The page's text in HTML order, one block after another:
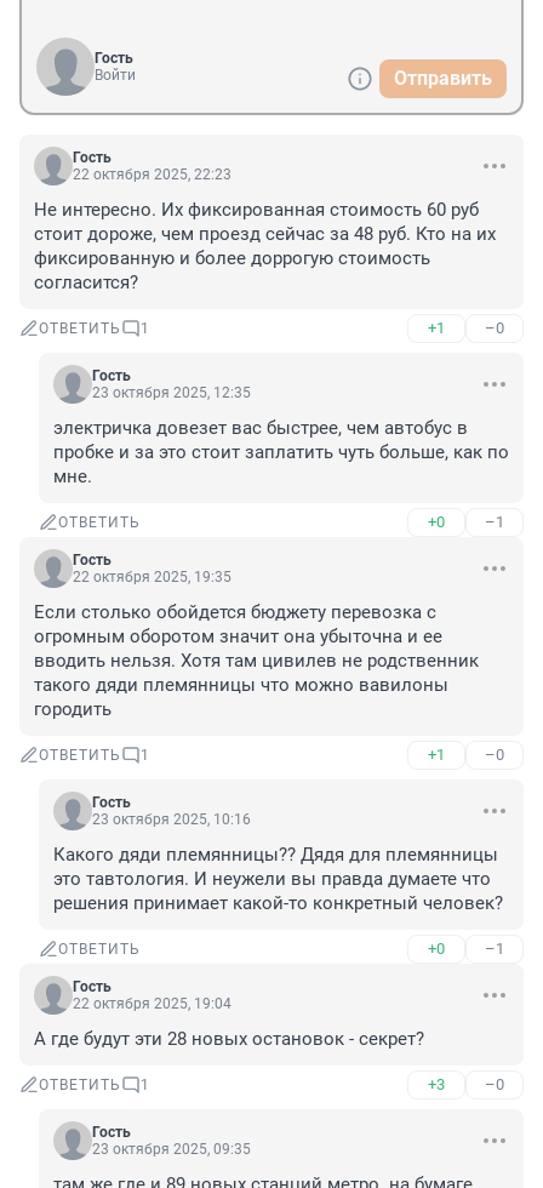
Гость
Войти
Отправить
Гость
22 октября 2025, 22:23
Не интересно. Их фиксированная стоимость 60 руб
стоит дороже, чем проезд сейчас за 48 руб. Кто на их
фиксированную и более доррогую стоимость
согласится?
ОТВЕТИТЬ 1 +1 –0
Гость
23 октября 2025, 12:35
электричка довезет вас быстрее, чем автобус в
пробке и за это стоит заплатить чуть больше, как по
мне.
ОТВЕТИТЬ +0 –1
Гость
22 октября 2025, 19:35
Если столько обойдется бюджету перевозка с
огромным оборотом значит она убыточна и ее
вводить нельзя. Хотя там цивилев не родственник
такого дяди племянницы что можно вавилоны
городить
ОТВЕТИТЬ 1 +1 –0
Гость
23 октября 2025, 10:16
Какого дяди племянницы?? Дядя для племянницы
это тавтология. И неужели вы правда думаете что
решения принимает какой-то конкретный человек?
ОТВЕТИТЬ +0 –1
Гость
22 октября 2025, 19:04
А где будут эти 28 новых остановок - секрет?
ОТВЕТИТЬ 1 +3 –0
Гость
23 октября 2025, 09:35